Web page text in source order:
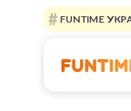
FUNTIME